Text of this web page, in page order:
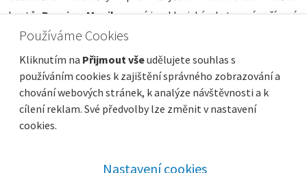
hostů.Pension Monikanení jen klasické ubytovací zařízení,
ale takévýborná domácí kuchyně
na lávových kamenech. Již teď se personál pensionu těší na
Vaši návštěvu.
Používáme Cookies
Kliknutím na Přijmout všeudělujete souhlas s
používáním cookies k zajištění správného zobrazování a
chování webových stránek, k analýze návštěvnosti a k
cílení reklam. Své předvolby lze změnit v nastavení
cookies.
Nastavení cookies